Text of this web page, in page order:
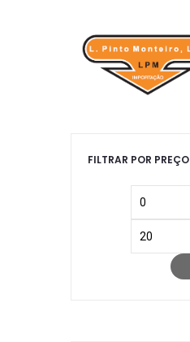
Loja /Brinquedos
Beleza
FILTRAR POR PREÇO
Preço
mínimo